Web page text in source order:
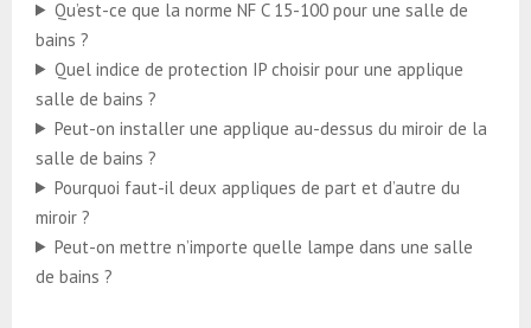
Qu’est-ce que la norme NF C 15-100 pour une salle de
bains ?
Quel indice de protection IP choisir pour une applique
salle de bains ?
Peut-on installer une applique au-dessus du miroir de la
salle de bains ?
Pourquoi faut-il deux appliques de part et d’autre du
miroir ?
Peut-on mettre n’importe quelle lampe dans une salle
de bains ?